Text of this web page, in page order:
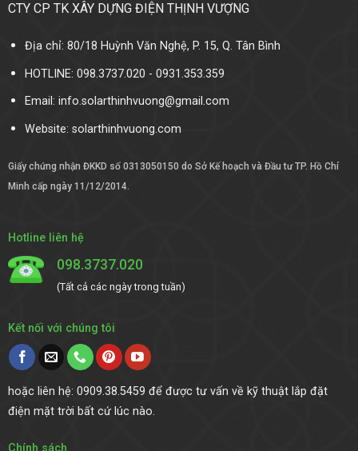
CTY CP TK XÂY DỰNG ĐIỆN THỊNH VƯỢNG
Địa chỉ: 80/18 Huỳnh Văn Nghệ, P. 15, Q. Tân Bình
HOTLINE: 098.3737.020 - 0931.353.359
Email: info.solarthinhvuong@gmail.com
Website: solarthinhvuong.com
Giấy chứng nhận ĐKKD số 0313050150 do Sở Kế hoạch và Đầu tư TP. Hồ Chí
Minh cấp ngày 11/12/2014.
Hotline liên hệ
098.3737.020
(Tất cả các ngày trong tuần)
Kết nối với chúng tôi
hoặc liên hệ: 0909.38.5459 để được tư vấn về kỹ thuật lắp đặt
điện mặt trời bất cứ lúc nào.